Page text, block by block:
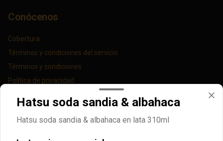
Conócenos
Cobertura
Términos y condiciones del servicio
Términos y condiciones
Política de privacidad
Redes sociales
Instagram
Hatsu soda sandia & albahaca
Hatsu soda sandia & albahaca en lata 310ml